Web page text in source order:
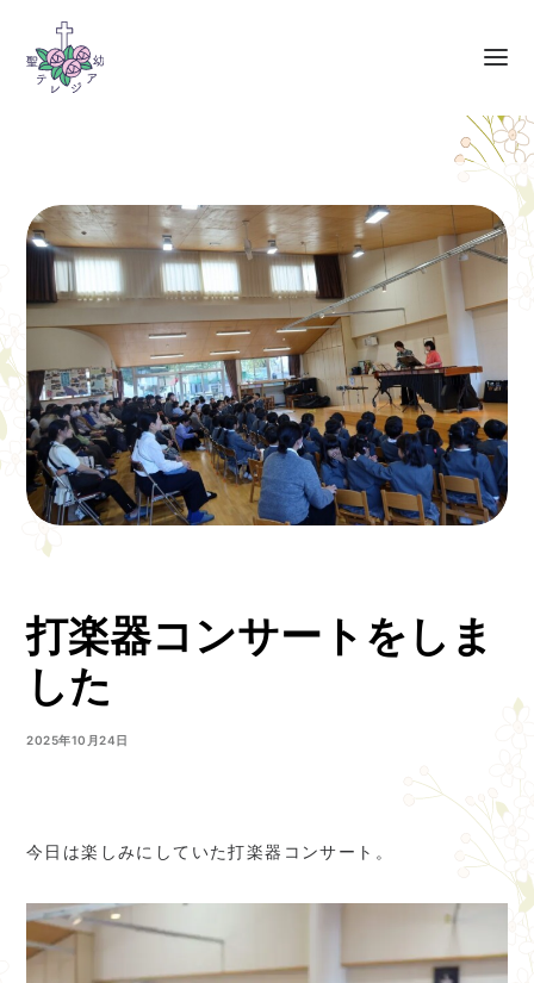
打楽器コンサートをしま
した
2025年10月24日
今日は楽しみにしていた打楽器コンサート。